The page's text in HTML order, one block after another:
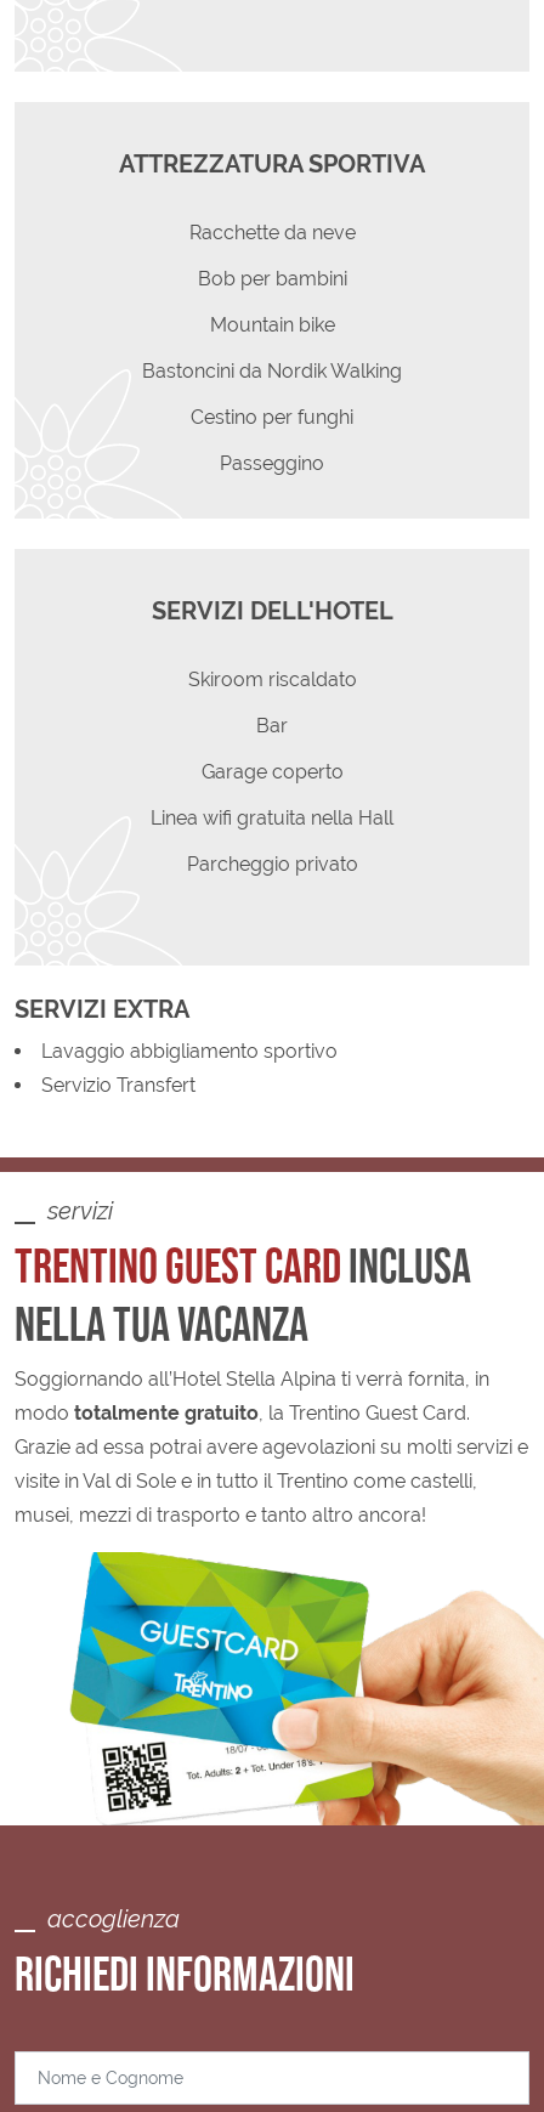
ATTREZZATURA SPORTIVA
Racchette da neve
Bob per bambini
Mountain bike
Bastoncini da Nordik Walking
Cestino per funghi
Passeggino
SERVIZI DELL'HOTEL
Skiroom riscaldato
Bar
Garage coperto
Linea wifi gratuita nella Hall
Parcheggio privato
SERVIZI EXTRA
Lavaggio abbigliamento sportivo
Servizio Transfert
servizi
TRENTINOGUEST CARDINCLUSA
NELLA TUA VACANZA
Soggiornando all’Hotel Stella Alpina ti verrà fornita, in
modo totalmente gratuito, la Trentino Guest Card.
Grazie ad essa potrai avere agevolazioni su molti servizi e
visite in Val di Sole e in tutto il Trentino come castelli,
musei, mezzi di trasporto e tanto altro ancora!
accoglienza
RICHIEDI INFORMAZIONI